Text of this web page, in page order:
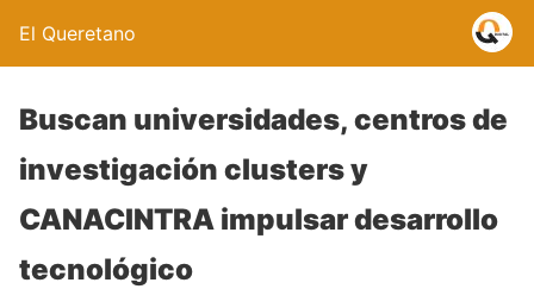
El Queretano
Buscan universidades, centros de
investigación clusters y
CANACINTRA impulsar desarrollo
tecnológico